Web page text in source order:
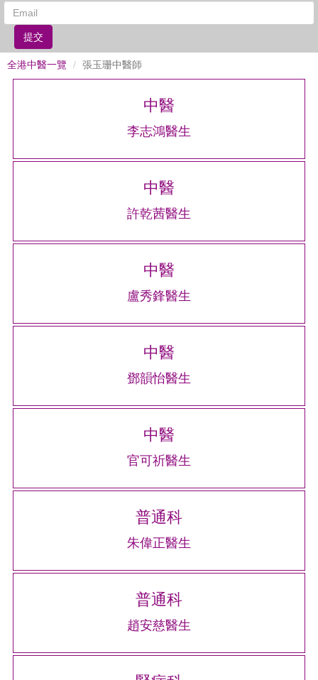
提交
全港中醫一覽 張玉珊中醫師
中醫
李志鴻醫生
中醫
許乾茜醫生
中醫
盧秀鋒醫生
中醫
鄧韻怡醫生
中醫
官可祈醫生
普通科
朱偉正醫生
普通科
趙安慈醫生